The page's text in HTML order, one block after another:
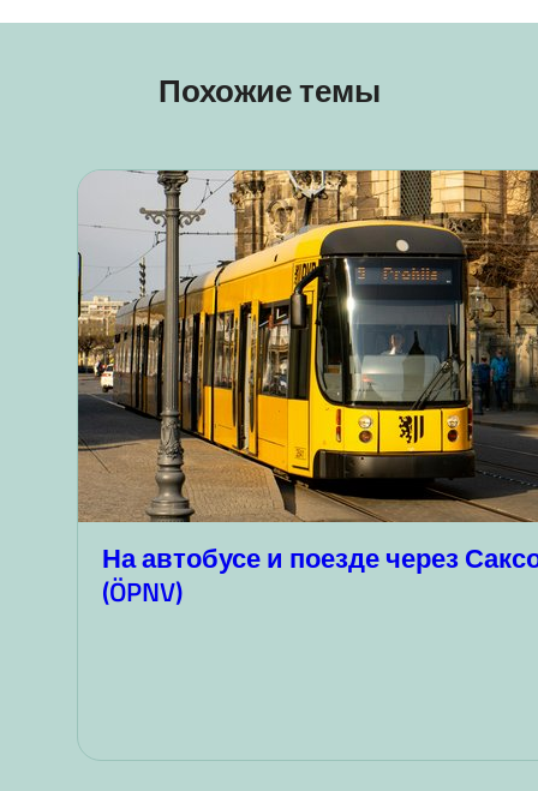
Похожие темы
На автобусе и поезде через
(ÖPNV)